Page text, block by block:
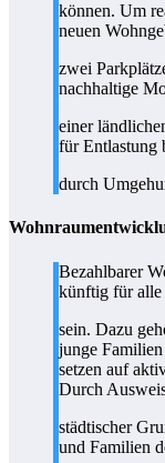
können. Um
neuen
zwei
nachhaltige
einer
für Entlastung
durch
Bezahlbarer
künftig für alle
sein. Dazu
junge
setzen auf
Durch
städtischer
und Familien